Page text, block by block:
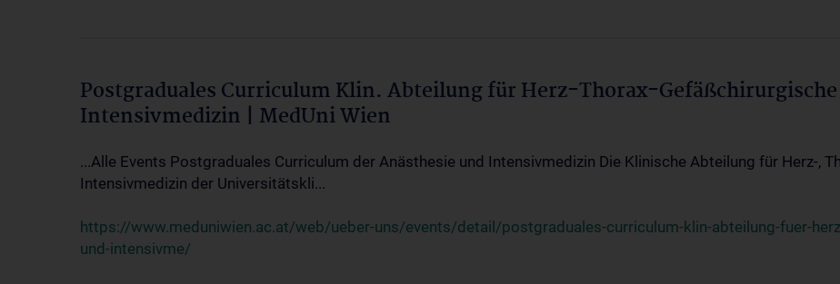
Postgraduales Curriculum Klin. Abteilung für Herz-Thorax-
Intensivmedizin | MedUni Wien
...Alle Events Postgraduales Curriculum der Anästhesie und Intensivmedizin Die Klinische Abteilung für Herz-,
Intensivmedizin der Universitätskli...
https://www.meduniwien.ac.at/web/ueber-uns/events/detail/postgraduales-curriculum-klin-abteilung-fuer-
und-intensivme/